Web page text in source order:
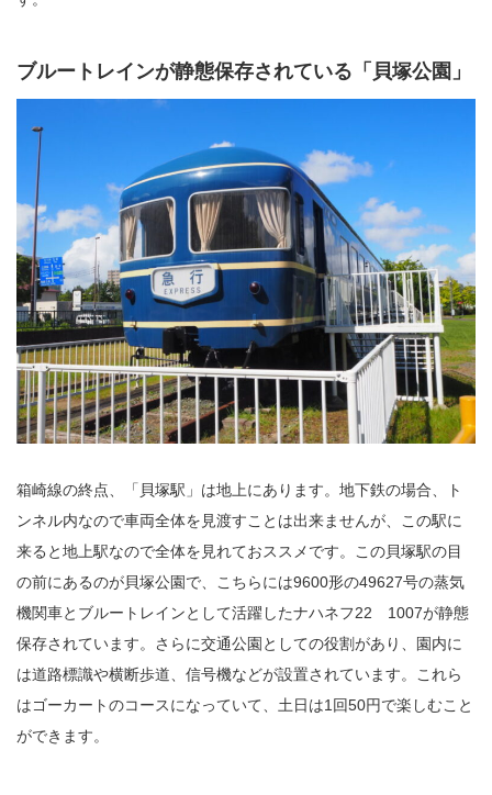
ブルートレインが静態保存されている「貝塚公園」
箱崎線の終点、「貝塚駅」は地上にあります。地下鉄の場合、ト
ンネル内なので車両全体を見渡すことは出来ませんが、この駅に
来ると地上駅なので全体を見れておススメです。この貝塚駅の目
の前にあるのが貝塚公園で、こちらには9600形の49627号の蒸気
機関車とブルートレインとして活躍したナハネフ22 1007が静態
保存されています。さらに交通公園としての役割があり、園内に
は道路標識や横断歩道、信号機などが設置されています。これら
はゴーカートのコースになっていて、土日は1回50円で楽しむこと
ができます。